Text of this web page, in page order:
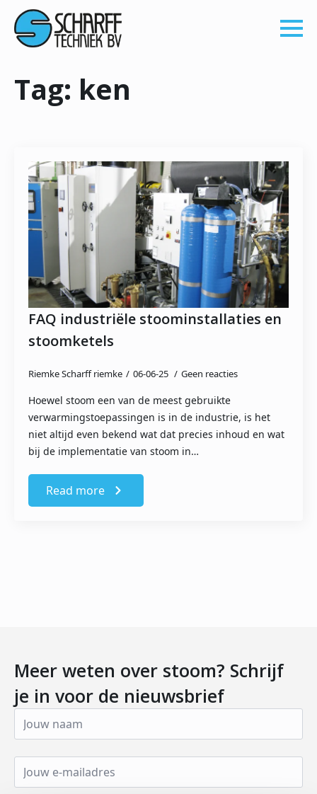
Tag: ken
FAQ industriële stoominstallaties en
stoomketels
Riemke Scharff riemke 06-06-25 Geen reacties
Hoewel stoom een van de meest gebruikte
verwarmingstoepassingen is in de industrie, is het
niet altijd even bekend wat dat precies inhoud en wat
bij de implementatie van stoom in…
Read more
Meer weten over stoom? Schrijf
je in voor de nieuwsbrief